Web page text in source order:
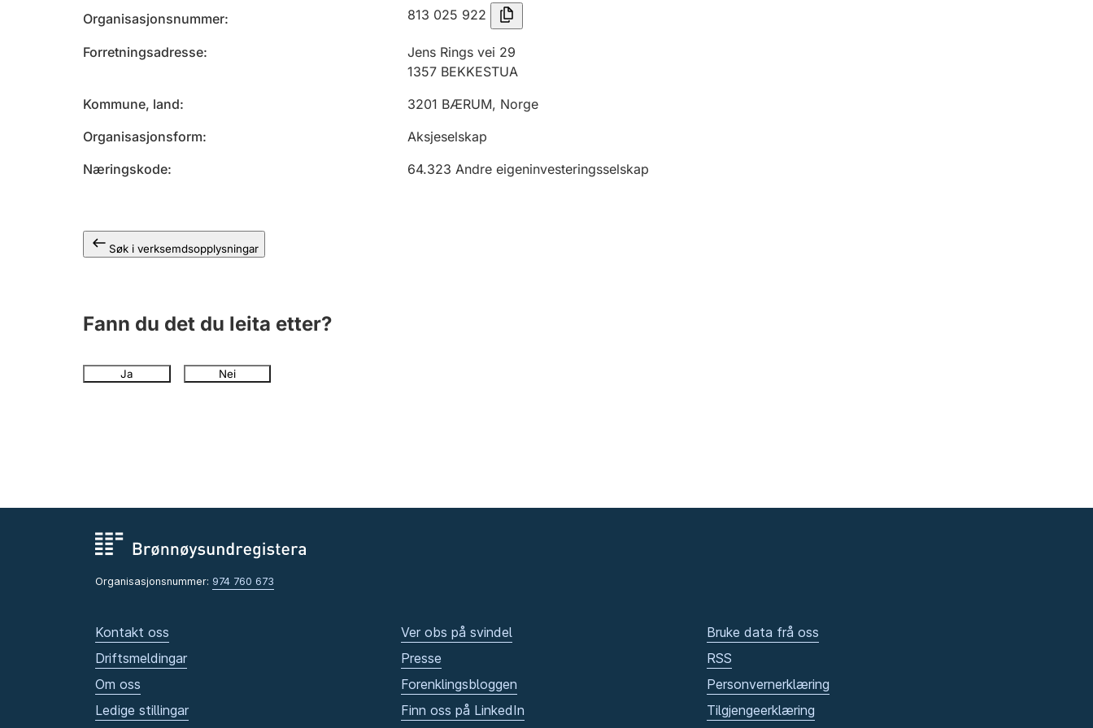
Organisasjonsnummer 813 025 922
Forretningsadresse
Jens Rings vei 29
1357 BEKKESTUA
Kommune, land
3201 BÆRUM, Norge
Organisasjonsform
Aksjeselskap
Næringskode
64.323 Andre eigeninvesteringsselskap
Søk i verksemdsopplysningar
Fann du det du leita etter?
Ja Nei
Organisasjonsnummer: 974 760 673
Kontakt oss
Driftsmeldingar
Om oss
Ledige stillingar
Ver obs på svindel
Presse
Forenklingsbloggen
Finn oss på LinkedIn
Bruke data frå oss
RSS
Personvernerklæring
Tilgjengeerklæring